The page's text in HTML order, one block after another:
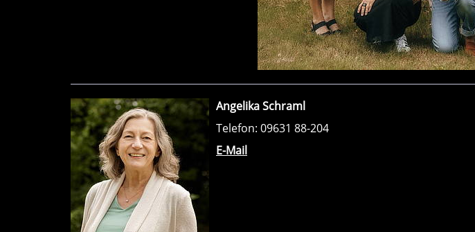
Angelika Schraml
Telefon: 09631 88-204
E-Mail